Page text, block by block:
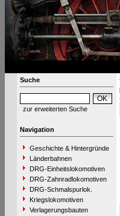
Suche
zur erweiterten Suche
Navigation
Geschichte & Hintergründe
Länderbahnen
DRG-Einheitslokomotiven
DRG-Zahnradlokomotiven
DRG-Schmalspurlok.
Kriegslokomotiven
Verlagerungsbauten